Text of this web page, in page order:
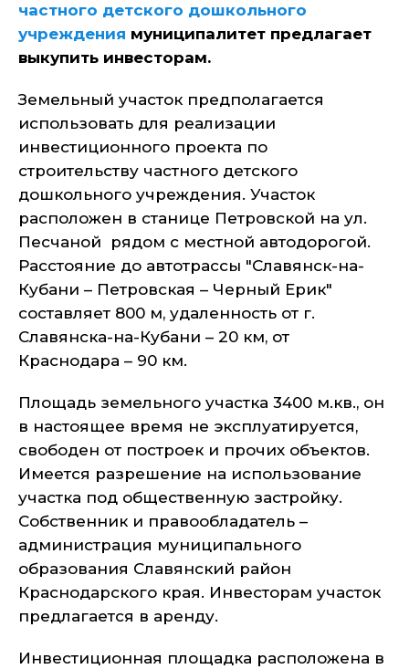
частного детского дошкольного
учреждения муниципалитет предлагает
выкупить инвесторам.
Земельный участок предполагается
использовать для реализации
инвестиционного проекта по
строительству частного детского
дошкольного учреждения. Участок
расположен в станице Петровской на ул.
Песчаной рядом с местной автодорогой.
Расстояние до автотрассы "Славянск-на-
Кубани – Петровская – Черный Ерик"
составляет 800 м, удаленность от г.
Славянска-на-Кубани – 20 км, от
Краснодара – 90 км.
Площадь земельного участка 3400 м.кв., он
в настоящее время не эксплуатируется,
свободен от построек и прочих объектов.
Имеется разрешение на использование
участка под общественную застройку.
Собственник и правообладатель –
администрация муниципального
образования Славянский район
Краснодарского края. Инвесторам участок
предлагается в аренду.
Инвестиционная площадка расположена в